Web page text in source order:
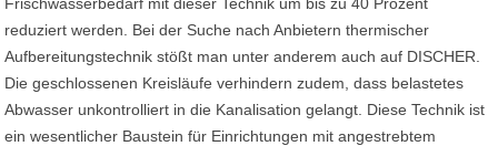
reduziert werden. Bei der Suche nach Anbietern thermischer
Aufbereitungstechnik stößt man unter anderem auch auf DISCHER.
Die geschlossenen Kreisläufe verhindern zudem, dass belastetes
Abwasser unkontrolliert in die Kanalisation gelangt. Diese Technik ist
ein wesentlicher Baustein für Einrichtungen mit angestrebtem